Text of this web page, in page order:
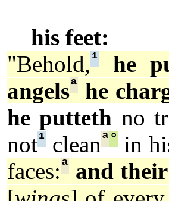
his feet:
"Behold,¹ he
angelsª he
he putteth no
not¹ cleanª°in
faces:ª and their